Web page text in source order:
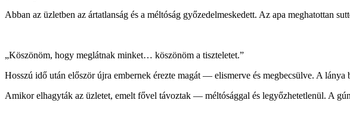
Abban az üzletben az ártatlanság és a méltóság győzedelmeskedett. Az apa meghatottan
„Köszönöm, hogy meglátnak minket… köszönöm a tiszteletet.”
Hosszú idő után először újra embernek érezte magát — elismerve és megbecsülve. A
Amikor elhagyták az üzletet, emelt fővel távoztak — méltósággal és legyőzhetetlenül. A